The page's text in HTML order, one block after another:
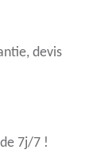
devis
7j/7 !